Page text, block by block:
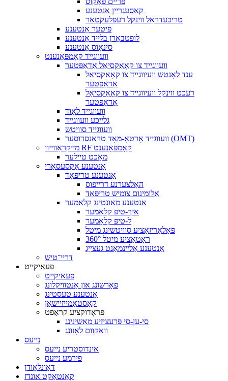
קאַסעגריין אַנטענע
טריכעדראַל ווינקל רעפלעקטאָר
פיטער אַנטענע
לופטבאָרן בלייד אַנטענע
סינאָוס אַנטענע
וועווגייד קאָמפּאָנענט
וועווגייד צו קאָאַקסיאַל אַדאַפּטער
ענד לאָנטש וועיווגייד צו קאָאַקסיאַל
אַדאַפּטער
רעכט ווינקל וועיווגייד צו קאָאַקסיאַל
אַדאַפּטער
וועווגייד לאָוד
גלייכע וועווגייד
וועווגייד סוויטש
וועווגייד אָרטאָ-מאָד טראַנסדוסער (OMT)
מייקראַווייוו RF קאָמפּאָנענט
מאַכט טיילער
אַנטענע אַקסעסאָרי
אַנטענע טריפּאָד
האָלצערנע דרייפוס
אַלומינום צומיש טריפּאָד
אַנטענע מאַונטינג קלאַמער
איך-טיפּ קלאַמער
ל-טיפּ קלאַמער
פּאָלאַריזאַציע סוויטשינג מיטל
360° ראָטאַציע מיטל
אַנטענע אַליינמאַנט געצייַג
דריי־טיש
פעאיקייט
פעאיקייט
פאָרשונג און אַנטוויקלונג
אַנטענע טעסטינג
קאַסטאַמייזיישאַן
פּראָדוקציע קראַפט
סי-ען-סי פּרעציזיע מאַשינינג
וואַקוום לאָזונג
נייעס
אינדוסטריע נייעס
פירמע נייעס
דאַונלאָודן
קאָנטאַקט אונדז